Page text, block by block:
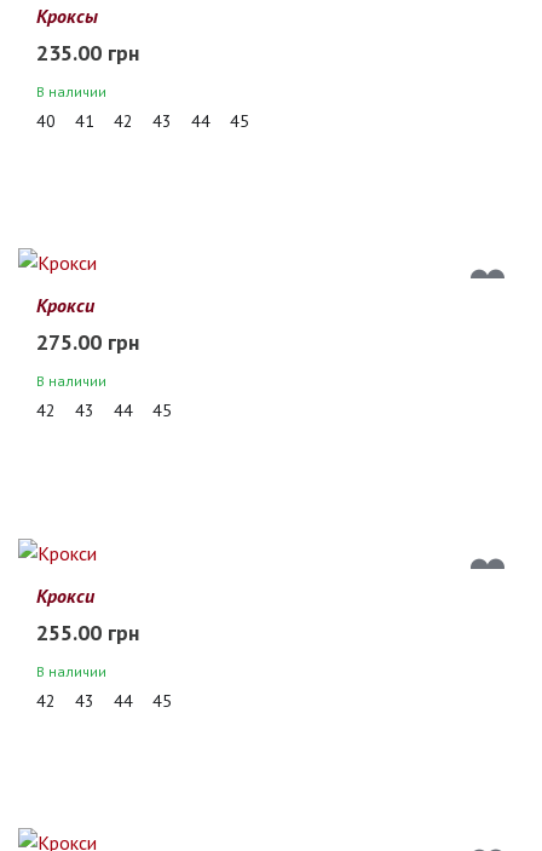
Кроксы
235.00 грн
В наличии
40 41 42 43 44 45
Крокси
275.00 грн
В наличии
42 43 44 45
Крокси
255.00 грн
В наличии
42 43 44 45